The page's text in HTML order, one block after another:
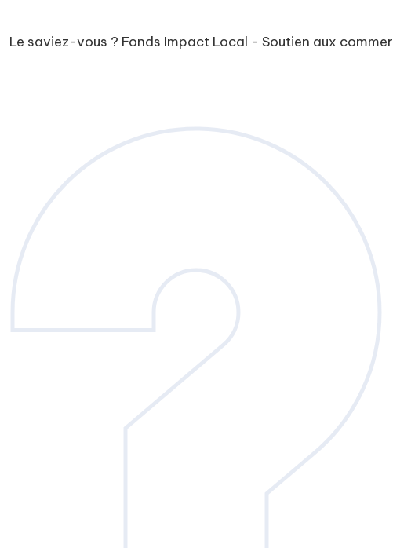
Le saviez-vous ? Fonds Impact Local - Soutien aux